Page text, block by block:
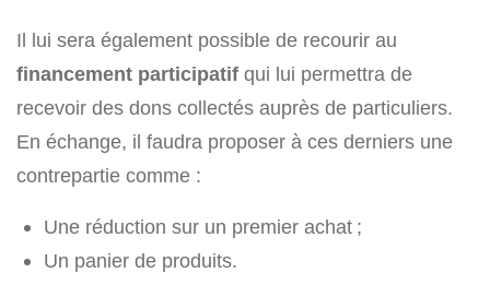
Il lui sera également possible de recourir au
financement participatif qui lui permettra de
recevoir des dons collectés auprès de particuliers.
En échange, il faudra proposer à ces derniers une
contrepartie comme :
Une réduction sur un premier achat ;
Un panier de produits.